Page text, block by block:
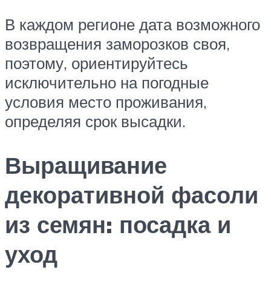
В каждом регионе дата возможного
возвращения заморозков своя,
поэтому, ориентируйтесь
исключительно на погодные
условия место проживания,
определяя срок высадки.
Выращивание
декоративной фасоли
из семян: посадка и
уход